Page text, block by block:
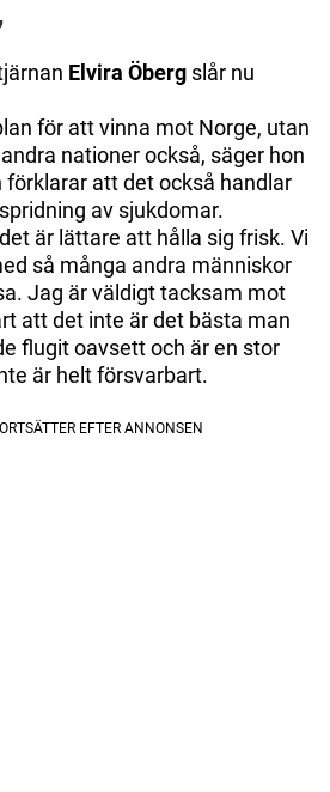
Elvira Öberg slår nu
för att vinna mot Norge, utan
nationer också, säger hon
att det också handlar
av sjukdomar.
är lättare att hålla sig frisk. Vi
så många andra människor
Jag är väldigt tacksam mot
att det inte är det bästa man
flugit oavsett och är en stor
är helt försvarbart.